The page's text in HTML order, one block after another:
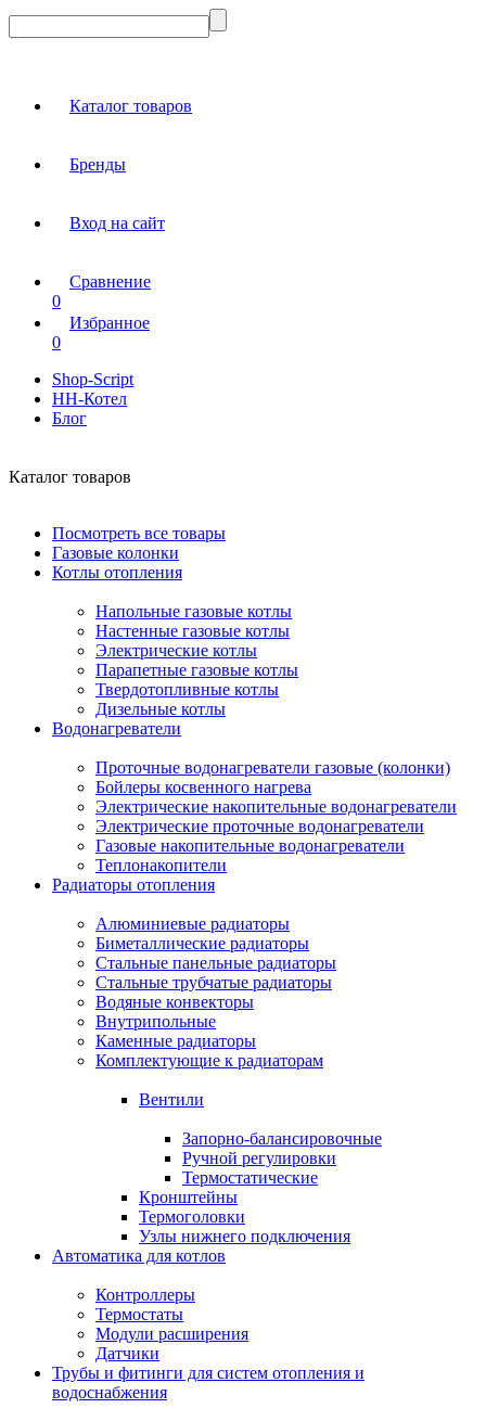
Каталог товаров
Бренды
Вход на сайт
Сравнение
0
Избранное
0
Shop-Script
НН-Котел
Блог
Каталог товаров
Посмотреть все товары
Газовые колонки
Котлы отопления
Напольные газовые котлы
Настенные газовые котлы
Электрические котлы
Парапетные газовые котлы
Твердотопливные котлы
Дизельные котлы
Водонагреватели
Проточные водонагреватели газовые (колонки)
Бойлеры косвенного нагрева
Электрические накопительные водонагреватели
Электрические проточные водонагреватели
Газовые накопительные водонагреватели
Теплонакопители
Радиаторы отопления
Алюминиевые радиаторы
Биметаллические радиаторы
Стальные панельные радиаторы
Стальные трубчатые радиаторы
Водяные конвекторы
Внутрипольные
Каменные радиаторы
Комплектующие к радиаторам
Вентили
Запорно-балансировочные
Ручной регулировки
Термостатические
Кронштейны
Термоголовки
Узлы нижнего подключения
Автоматика для котлов
Контроллеры
Термостаты
Модули расширения
Датчики
Трубы и фитинги для систем отопления и
водоснабжения